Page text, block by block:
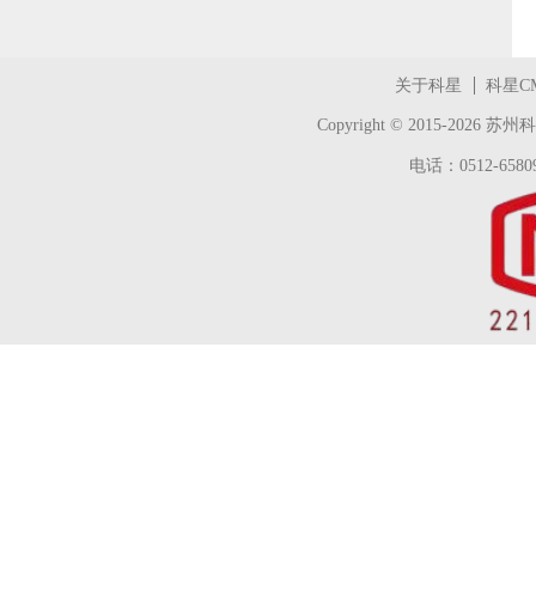
关于科星 科星
Copyright © 2015-2026 苏州
电话：0512-